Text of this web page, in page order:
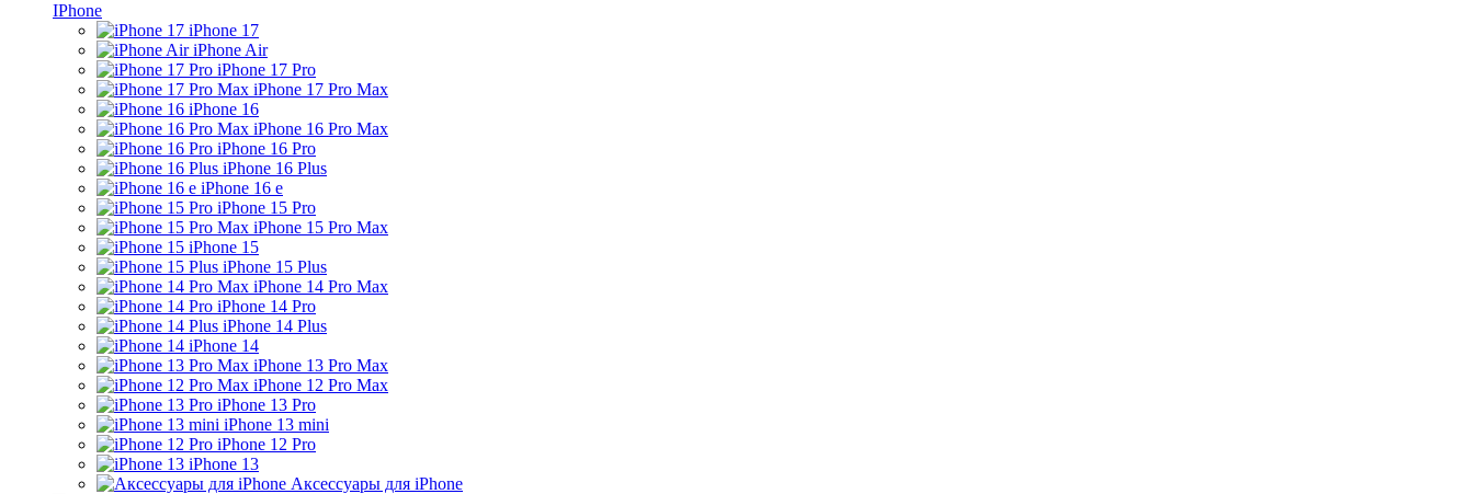
IPhone
iPhone 17
iPhone Air
iPhone 17 Pro
iPhone 17 Pro Max
iPhone 16
iPhone 16 Pro Max
iPhone 16 Pro
iPhone 16 Plus
iPhone 16 e
iPhone 15 Pro
iPhone 15 Pro Max
iPhone 15
iPhone 15 Plus
iPhone 14 Pro Max
iPhone 14 Pro
iPhone 14 Plus
iPhone 14
iPhone 13 Pro Max
iPhone 12 Pro Max
iPhone 13 Pro
iPhone 13 mini
iPhone 12 Pro
iPhone 13
Аксессуары для iPhone